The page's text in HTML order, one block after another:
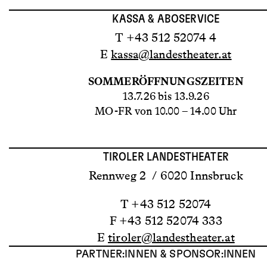
KASSA & ABOSERVICE
T +43 512 52074 4
Ekassa@landestheater.at
SOMMERÖFFNUNGSZEITEN
13.7.26 bis 13.9.26
MO-FR von 10.00 – 14.00 Uhr
TIROLER LANDESTHEATER
Rennweg 2 / 6020 Innsbruck
T +43 512 52074
F +43 512 52074 333
Etiroler@landestheater.at
PARTNER:INNEN & SPONSOR:INNEN